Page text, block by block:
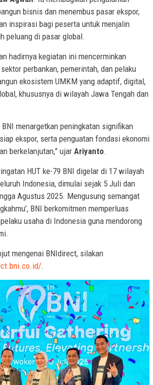
bisnis dan menembus pasar ekspor,
inspirasi bagi peserta untuk menjalin
peluang di pasar global.
hadirnya kegiatan ini mencerminkan
perbankan, pemerintah, dan pelaku
ekosistem UMKM yang adaptif, digital,
khususnya di wilayah Jawa Tengah dan
menargetkan peningkatan signifikan
ekspor, serta penguatan fondasi ekonomi
berkelanjutan,” ujar Ariyanto.
HUT ke-79 BNI digelar di 17 wilayah
Indonesia, dimulai sejak 5 Juli dan
Agustus 2025. Mengusung semangat
BNI berkomitmen memperluas
usaha di Indonesia guna mendorong
mengenai BNIdirect, silakan
.